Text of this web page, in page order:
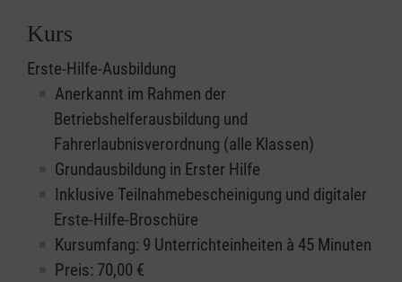
Kurs
Erste-Hilfe-Ausbildung
Anerkannt im Rahmen der
Betriebshelferausbildung und
Fahrerlaubnisverordnung (alle Klassen)
Grundausbildung in Erster Hilfe
Inklusive Teilnahmebescheinigung und digitaler
Erste-Hilfe-Broschüre
Kursumfang: 9 Unterrichteinheiten à 45 Minuten
Preis: 70,00 €